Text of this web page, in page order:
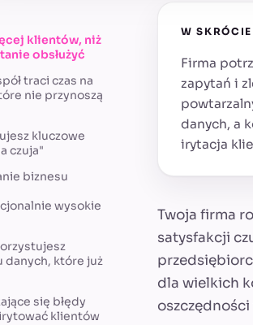
klientów, niż
obsłużyć
traci czas na
nie przynoszą
kluczowe
czuja"
biznesu
wysokie
danych, które już
się błędy
klientów
W SKRÓCIE
Firma
zapytań i
danych, a
irytacja
Twoja firma
satysfakcji
dla wielkich